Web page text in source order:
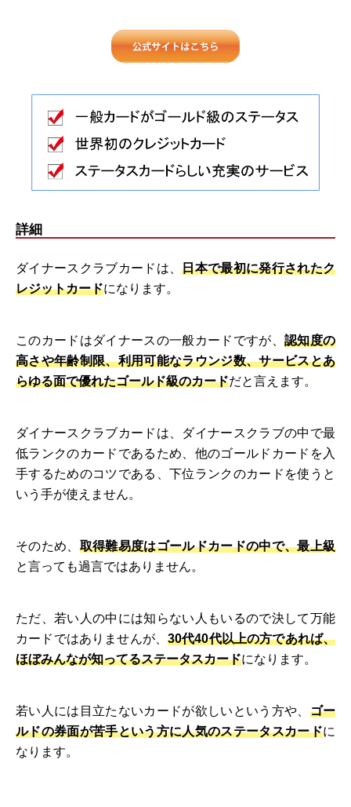
詳細
ダイナースクラブカードは、日本で最初に発行されたク
レジットカードになります。
このカードはダイナースの一般カードですが、 認知度の
高さや年齢制限、利用可能なラウンジ数、サービスとあ
らゆる面で優れたゴールド級のカードだと言えます。
ダイナースクラブカードは、ダイナースクラブの中で最
低ランクのカードであるため、他のゴールドカードを入
手するためのコツである、下位ランクのカードを使うと
いう手が使えません。
そのため、 取得難易度はゴールドカードの中で、最上級
と言っても過言ではありません。
ただ、若い人の中には知らない人もいるので決して万能
カードではありませんが、 30代40代以上の方であれば、
ほぼみんなが知ってるステータスカードになります。
若い人には目立たないカードが欲しいという方や、 ゴー
ルドの券面が苦手という方に人気のステータスカードに
なります。